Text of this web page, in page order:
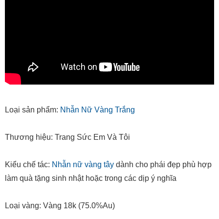
Loại sản phẩm: Nhẫn Nữ Vàng Trắng
Thương hiệu: Trang Sức Em Và Tôi
Kiểu chế tác: Nhẫn nữ vàng tây dành cho phái đẹp phù hợp
làm quà tặng sinh nhật hoặc trong các dịp ý nghĩa
Loại vàng: Vàng 18k (75.0%Au)